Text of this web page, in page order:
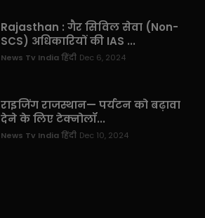
Rajasthan : गैर सिविल सेवा (Non-
SCS) अधिकारियों की IAS ...
News Tv India हिंदी Dec 6, 2024
राइजिंग राजस्थान— पर्यटन को बढ़ावा
देने के लिए टेक्नोलॉ...
News Tv India हिंदी Dec 10, 2024